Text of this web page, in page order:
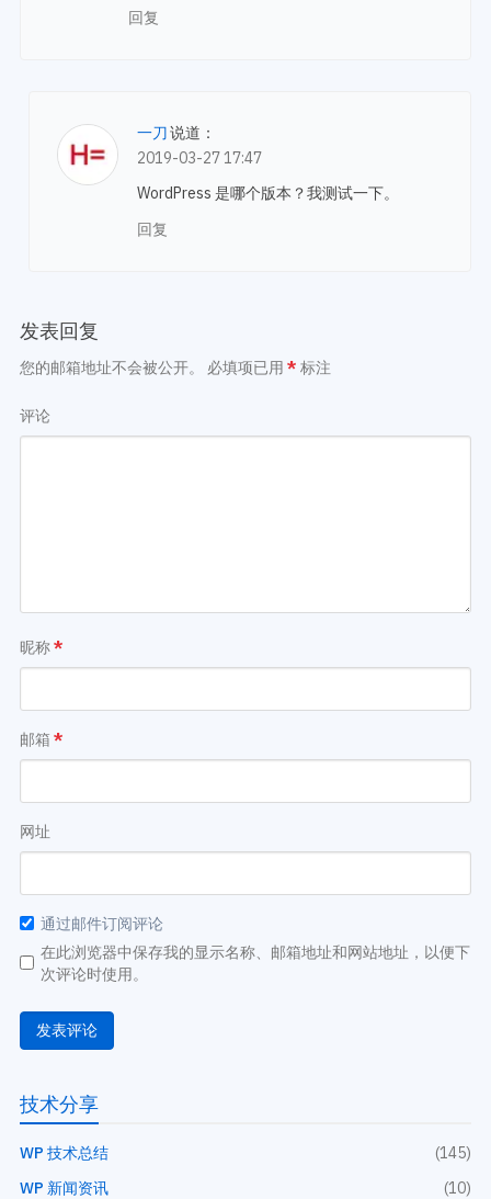
回复
一刀说道：
2019-03-27 17:47
WordPress 是哪个版本？我测试一下。
回复
发表回复
您的邮箱地址不会被公开。 必填项已用 * 标注
评论
昵称*
邮箱 *
网址
通过邮件订阅评论
在此浏览器中保存我的显示名称、邮箱地址和网站地址，以便下
次评论时使用。
技术分享
WP 技术总结
(145)
WP 新闻资讯
(10)